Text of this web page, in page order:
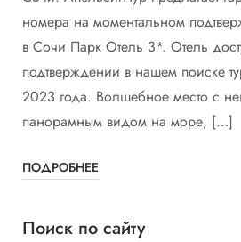
номера на моментальном
в Сочи Парк Отель 3*. Отель
подтверждении в нашем поиске
2023 года. Волшебное место с
панорамным видом на море, […]
ПОДРОБНЕЕ
Поиск по сайту